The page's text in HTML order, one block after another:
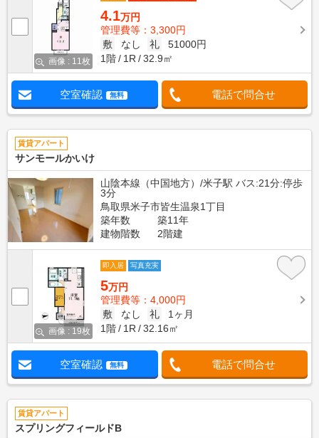
画像 : 11枚
4.1万円
管理費等：3,300円
敷
なし 礼
51000円
1階
1R 32.9㎡
空室確認 無料 電話で問合せ
賃貸アパート
サンモールかいけ
山陰本線（中国地方）/米子駅 バス:21分:停歩
3分
鳥取県米子市皆生温泉1丁目
築年数
築11年
建物階数
2階建
画像 : 19枚
即入居 写真充実
5万円
管理費等：4,000円
敷
なし 礼
1ヶ月
1階
1R 32.16㎡
空室確認 無料 電話で問合せ
賃貸アパート
スプリングフィールドB